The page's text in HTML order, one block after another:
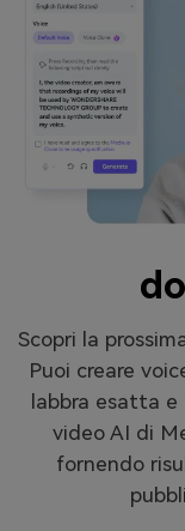
Scopri la
Puoi creare
labbra esatta
video AI di
fornendo